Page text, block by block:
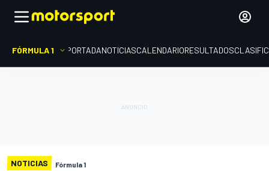
FÓRMULA 1 PORTADANOTICIASCALENDARIORESULTADOS
NOTICIAS Fórmula 1